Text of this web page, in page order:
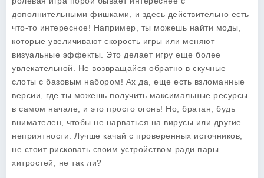
дополнительными фишками, и здесь действительно есть
что-то интересное! Например, ты можешь найти моды,
которые увеличивают скорость игры или меняют
визуальные эффекты. Это делает игру еще более
увлекательной. Не возвращайся обратно в скучные
слоты с базовым набором! Ах да, еще есть взломанные
версии, где ты можешь получить максимальные ресурсы
в самом начале, и это просто огонь! Но, братан, будь
внимателен, чтобы не нарваться на вирусы или другие
неприятности. Лучше качай с проверенных источников,
не стоит рисковать своим устройством ради пары
хитростей, не так ли?